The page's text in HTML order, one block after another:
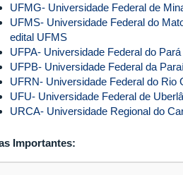
UFMG- Universidade Federal de
UFMS- Universidade Federal do
edital UFMS
UFPA- Universidade Federal do Pará
UFPB- Universidade Federal da
UFRN- Universidade Federal do Rio
UFU- Universidade Federal de
URCA- Universidade Regional do
Importantes: